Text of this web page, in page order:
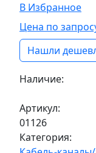
В Избранное
Цена по
Нашли
Наличие:
Артикул:
01126
Категория: